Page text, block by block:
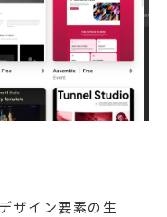
ザイン要素の生